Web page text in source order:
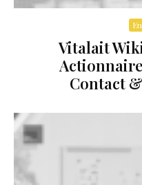
Vitalait
Contact